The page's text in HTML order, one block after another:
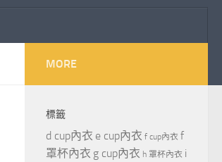
MORE
標籤
d cup內衣 e cup內衣 f cup內衣 f
罩杯內衣 g cup內衣 h 罩杯內衣 i